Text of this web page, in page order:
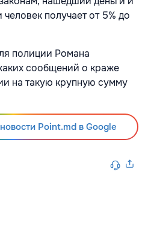
получает от 5% до
полиции Романа
сообщений о краже
на такую крупную сумму
Point.md в Google